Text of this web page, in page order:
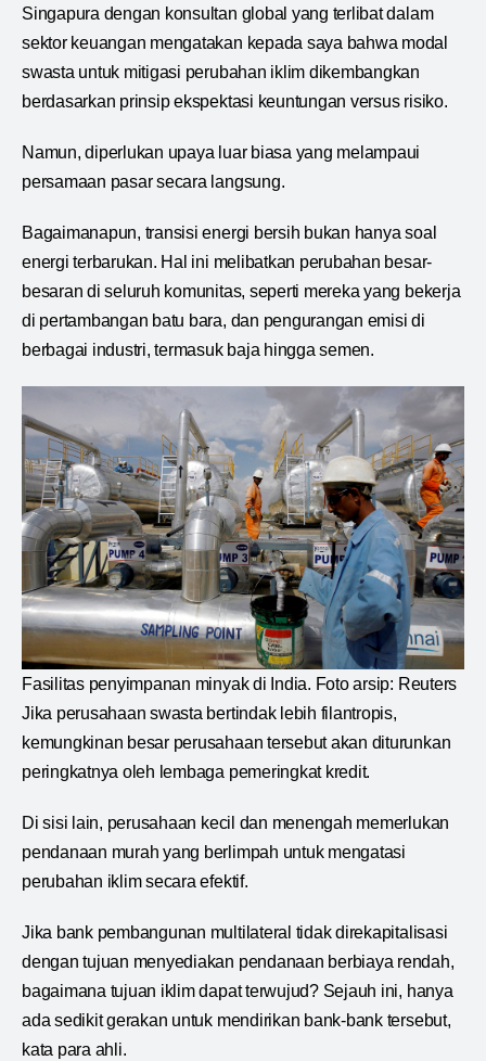
Singapura dengan konsultan global yang terlibat dalam
sektor keuangan mengatakan kepada saya bahwa modal
swasta untuk mitigasi perubahan iklim dikembangkan
berdasarkan prinsip ekspektasi keuntungan versus risiko.
Namun, diperlukan upaya luar biasa yang melampaui
persamaan pasar secara langsung.
Bagaimanapun, transisi energi bersih bukan hanya soal
energi terbarukan. Hal ini melibatkan perubahan besar-
besaran di seluruh komunitas, seperti mereka yang bekerja
di pertambangan batu bara, dan pengurangan emisi di
berbagai industri, termasuk baja hingga semen.
Fasilitas penyimpanan minyak di India. Foto arsip: Reuters
Jika perusahaan swasta bertindak lebih filantropis,
kemungkinan besar perusahaan tersebut akan diturunkan
peringkatnya oleh lembaga pemeringkat kredit.
Di sisi lain, perusahaan kecil dan menengah memerlukan
pendanaan murah yang berlimpah untuk mengatasi
perubahan iklim secara efektif.
Jika bank pembangunan multilateral tidak direkapitalisasi
dengan tujuan menyediakan pendanaan berbiaya rendah,
bagaimana tujuan iklim dapat terwujud? Sejauh ini, hanya
ada sedikit gerakan untuk mendirikan bank-bank tersebut,
kata para ahli.